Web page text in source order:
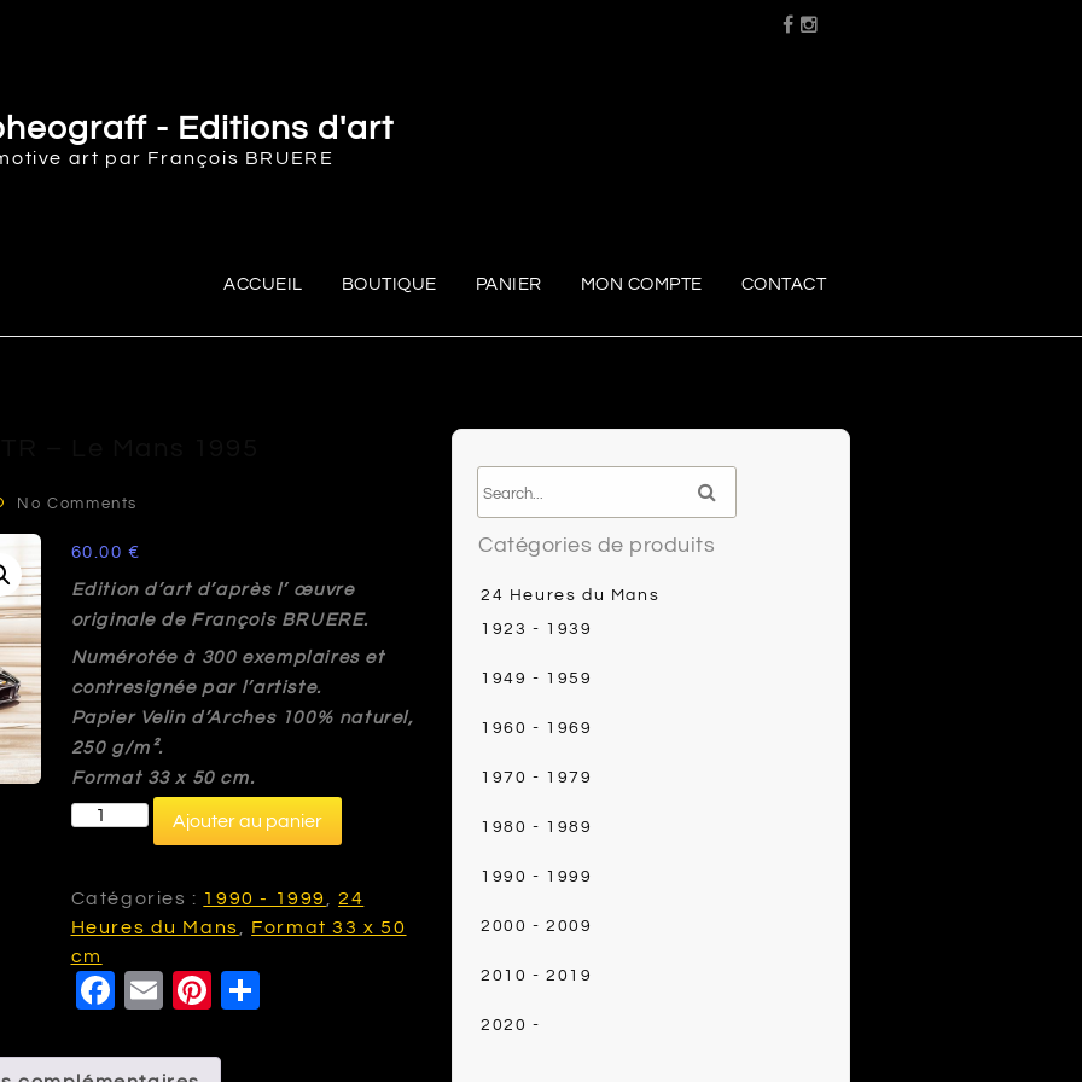
- Editions d'art
art par François BRUERE
ACCUEIL BOUTIQUE PANIER MON COMPTE CONTACT
No Comments
60.00€
Edition d’art d’après l’ œuvre
originale de François BRUERE.
Numérotée à 300 exemplaires et
contresignée par l’artiste.
Papier Velin d’Arches 100% naturel,
250 g/m².
Format 33 x 50 cm.
quantité
Mac
Laren
F1
GTR
-
Mans
Ajouter au panier
Catégories : 1990 - 1999 ,24
Heures du Mans
Format 33 x 50
cm
F
c
E
ai
Pi
e
Catégories de produits
24 Heures du Mans
1923 - 1939
1949 - 1959
1960 - 1969
1970 - 1979
1980 - 1989
1990 - 1999
2000 - 2009
2010 - 2019
2020 -